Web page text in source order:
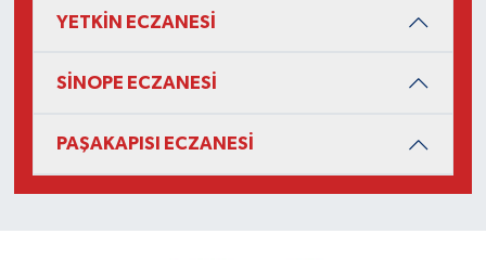
YETKİN ECZANESİ
SİNOPE ECZANESİ
PAŞAKAPISI ECZANESİ